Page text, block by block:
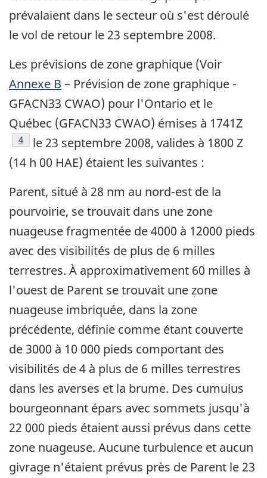
prévalaient dans le secteur où s'est déroulé
le vol de retour le 23 septembre 2008.
Les prévisions de zone graphique (Voir
Annexe B – Prévision de zone graphique -
GFACN33 CWAO) pour l'Ontario et le
Québec (GFACN33 CWAO) émises à 1741Z
Footnote
4
le 23 septembre 2008, valides à 1800 Z
(14 h 00 HAE) étaient les suivantes :
Parent, situé à 28 nm au nord-est de la
pourvoirie, se trouvait dans une zone
nuageuse fragmentée de 4000 à 12000 pieds
avec des visibilités de plus de 6 milles
terrestres. À approximativement 60 milles à
l'ouest de Parent se trouvait une zone
nuageuse imbriquée, dans la zone
précédente, définie comme étant couverte
de 3000 à 10 000 pieds comportant des
visibilités de 4 à plus de 6 milles terrestres
dans les averses et la brume. Des cumulus
bourgeonnant épars avec sommets jusqu'à
22 000 pieds étaient aussi prévus dans cette
zone nuageuse. Aucune turbulence et aucun
givrage n'étaient prévus près de Parent le 23